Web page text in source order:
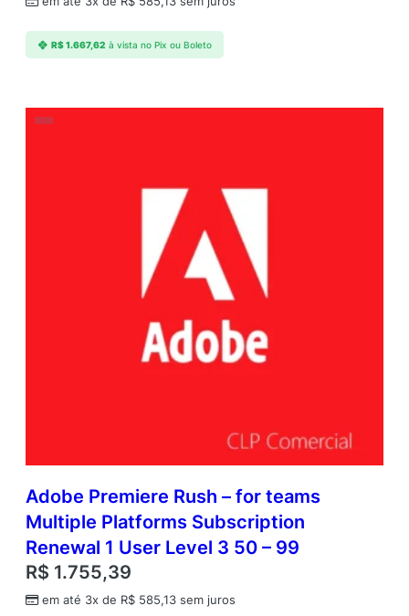
R$1.667,62 à vista no Pix ou Boleto
Adobe Premiere Rush – for teams
Multiple Platforms Subscription
Renewal 1 User Level 3 50 – 99
R$ 1.755,39
em até 3x de R$ 585,13 sem juros